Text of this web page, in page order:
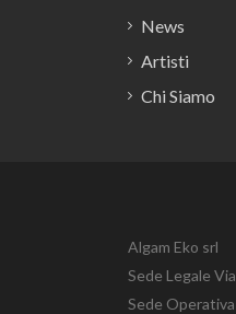
News
Artisti
Chi Siamo
Algam Eko srl
Sede Legale
Sede